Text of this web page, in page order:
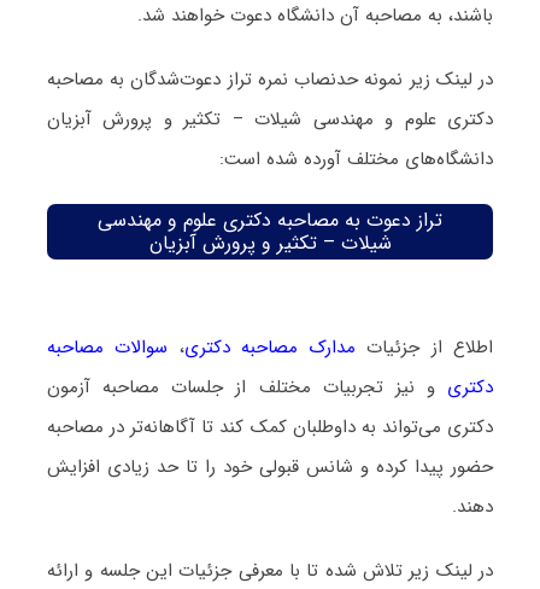
باشند، به مصاحبه آن دانشگاه دعوت خواهند شد.
در لینک زیر نمونه حدنصاب نمره تراز دعوت‌شدگان به مصاحبه
دکتری علوم و مهندسی شیلات – تکثیر و پرورش آبزیان
دانشگاه‌های مختلف آورده شده است:
تراز دعوت به مصاحبه دکتری علوم و مهندسی
شیلات – تکثیر و پرورش آبزیان
اطلاع از جزئیات مدارک مصاحبه دکتری، سوالات مصاحبه
دکتری و نیز تجربیات مختلف از جلسات مصاحبه آزمون
دکتری می‌تواند به داوطلبان کمک کند تا آگاهانه‌تر در مصاحبه
حضور پیدا کرده و شانس قبولی خود را تا حد زیادی افزایش
دهند.
در لینک زیر تلاش شده تا با معرفی جزئیات این جلسه و ارائه